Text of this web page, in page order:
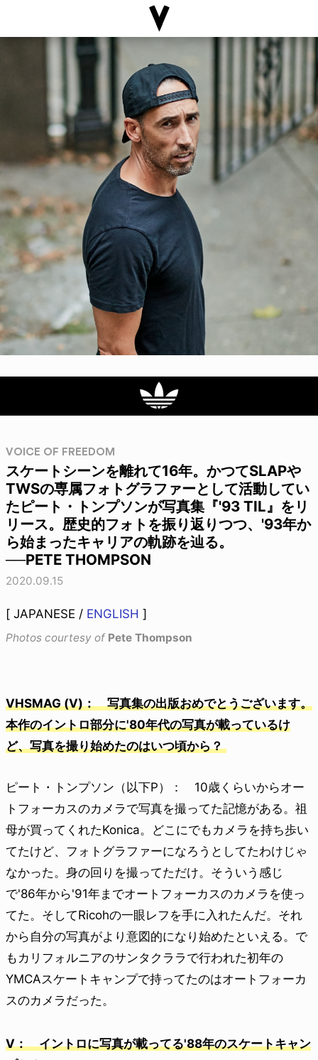
VOICE OF FREEDOM
スケートシーンを離れて16年。かつてSLAPや
TWSの専属フォトグラファーとして活動してい
たピート・トンプソンが写真集『'93 TIL』をリ
リース。歴史的フォトを振り返りつつ、'93年か
ら始まったキャリアの軌跡を辿る。
──PETE THOMPSON
2020.09.15
[ JAPANESE / ENGLISH ]
Photos courtesy of Pete Thompson
VHSMAG (V)： 写真集の出版おめでとうございます。
本作のイントロ部分に'80年代の写真が載っているけ
ど、写真を撮り始めたのはいつ頃から？
ピート・トンプソン（以下P）： 10歳くらいからオー
トフォーカスのカメラで写真を撮ってた記憶がある。祖
母が買ってくれたKonica。どこにでもカメラを持ち歩い
てたけど、フォトグラファーになろうとしてたわけじゃ
なかった。身の回りを撮ってただけ。そういう感じ
で'86年から'91年までオートフォーカスのカメラを使っ
てた。そしてRicohの一眼レフを手に入れたんだ。それ
から自分の写真がより意図的になり始めたといえる。で
もカリフォルニアのサンタクララで行われた初年の
YMCAスケートキャンプで持ってたのはオートフォーカ
スのカメラだった。
V： イントロに写真が載ってる'88年のスケートキャン